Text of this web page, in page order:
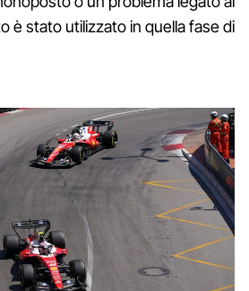
è stato utilizzato in quella fase di